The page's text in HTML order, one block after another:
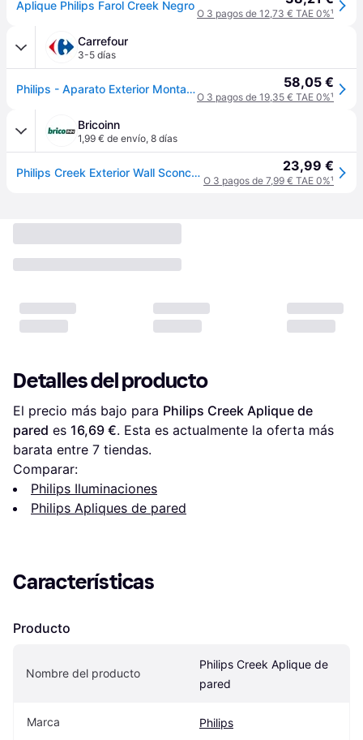
Aplique Philips Farol Creek Negro
O 3 pagos de 12,73 € TAE 0%¹
Carrefour
3-5 días
Philips - Aparato Exterior Montado En El Piso Con Detector De Metales H25cm Negro Philips 58,05 €
O 3 pagos de 19,35 € TAE 0%¹
Bricoinn
1,99 € de envío, 8 días
Philips Creek Exterior Wall Sconce E27 Negro 23,99 €
O 3 pagos de 7,99 € TAE 0%¹
Detalles del producto
El precio más bajo para Philips Creek Aplique de
pared es 16,69 €. Esta es actualmente la oferta más
barata entre 7 tiendas.
Comparar:
Philips Iluminaciones
Philips Apliques de pared
Características
Producto
Nombre del producto
Philips Creek Aplique de
pared
Marca Philips